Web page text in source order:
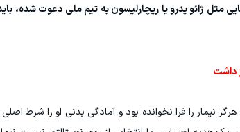
مثل ژائو پدرو یا ریچارلیسون به تیم ملی دعوت شده،
داشت
نیمار را فرا نخوانده بود و آمادگی بدنی او را شرط